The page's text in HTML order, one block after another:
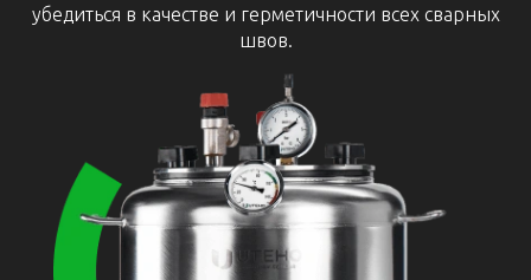
убедиться в качестве и герметичности всех сварных
швов.